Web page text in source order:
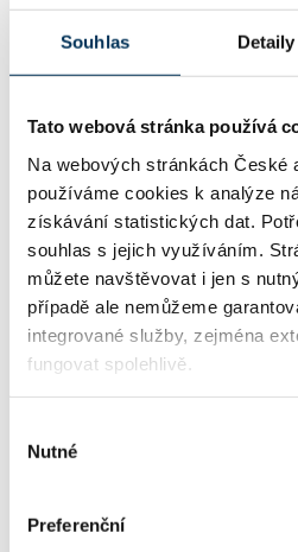
Souhlas Detaily
Tato webová stránka používá
Na webových stránkách České
používáme cookies k analýze
získávání statistických dat.
souhlas s jejich využíváním.
můžete navštěvovat i jen s
případě ale nemůžeme
integrované služby, zejména
fungovat spolehlivě.
souhlasu
Nutné
Preferenční
Aktivní
Koncipient: Mgr. VÍT HRUBÝ
Stav: Aktivní
Koncipient: Mgr. JAN KURNÍK
Koncipient: